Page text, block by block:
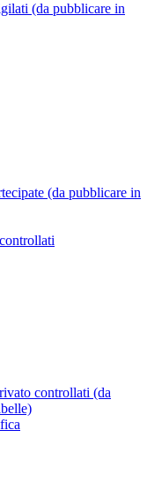
(da pubblicare in
(da pubblicare in
controllati (da